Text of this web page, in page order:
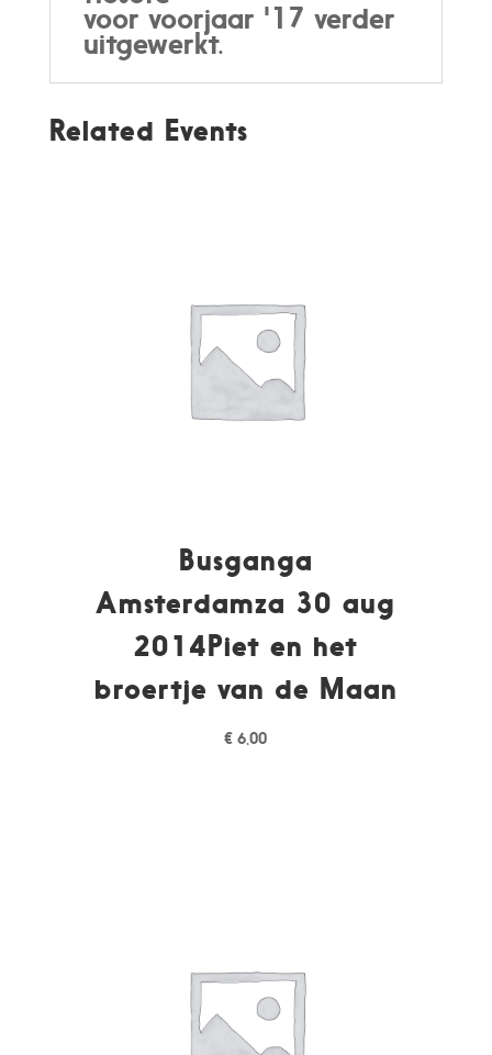
voor voorjaar '17 verder
uitgewerkt.
Related Events
Busganga
Amsterdamza 30 aug
2014Piet en het
broertje van de Maan
€ 6,00